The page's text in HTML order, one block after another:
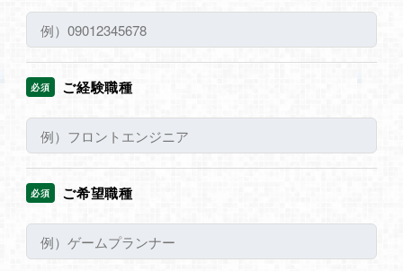
必須 ご経験職種
必須 ご希望職種